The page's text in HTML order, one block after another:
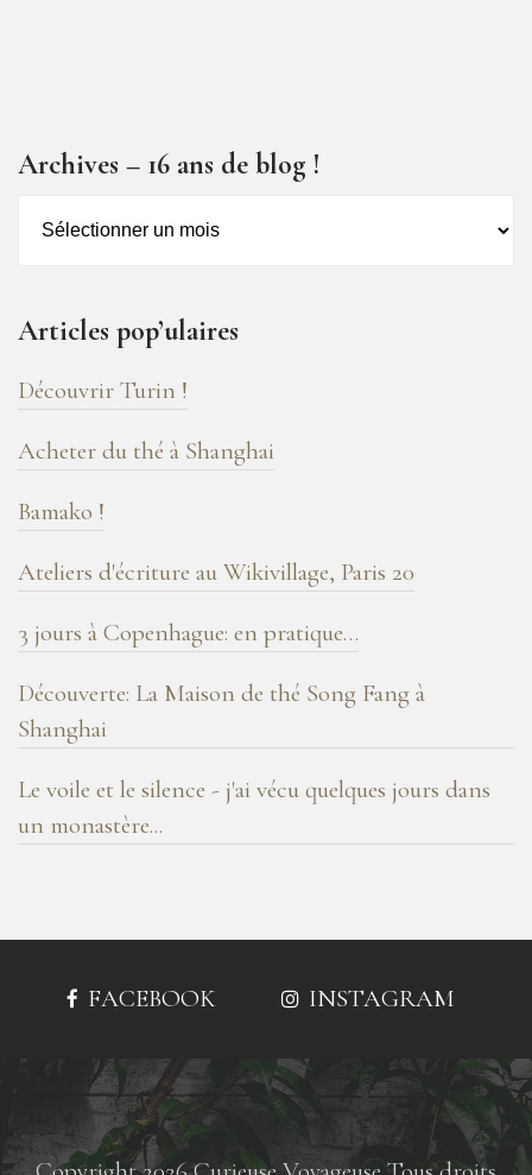
Archives – 16 ans de blog !
de
blog
!
Articles pop’ulaires
Découvrir Turin !
Acheter du thé à Shanghai
Bamako !
Ateliers d'écriture au Wikivillage, Paris 20
3 jours à Copenhague: en pratique…
Découverte: La Maison de thé Song Fang à
Shanghai
Le voile et le silence - j'ai vécu quelques jours dans
un monastère...
FACEBOOK INSTAGRAM